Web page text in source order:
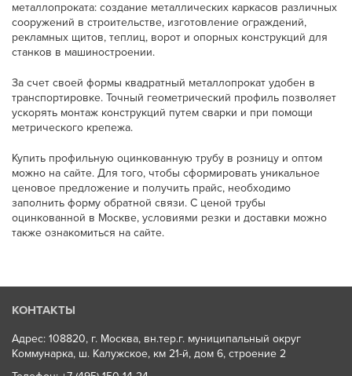
металлопроката: создание металлических каркасов различных
сооружений в строительстве, изготовление ограждений,
рекламных щитов, теплиц, ворот и опорных конструкций для
станков в машиностроении.
За счет своей формы квадратный металлопрокат удобен в
транспортировке. Точный геометрический профиль позволяет
ускорять монтаж конструкций путем сварки и при помощи
метрического крепежа.
Купить профильную оцинкованную трубу в розницу и оптом
можно на сайте. Для того, чтобы сформировать уникальное
ценовое предложение и получить прайс, необходимо
заполнить форму обратной связи. С ценой трубы
оцинкованной в Москве, условиями резки и доставки можно
также ознакомиться на сайте.
КОНТАКТЫ
Адрес: 108820, г. Москва, вн.тер.г. муниципальный округ
Коммунарка, ш. Калужское, км 21-й, дом 6, строение 2